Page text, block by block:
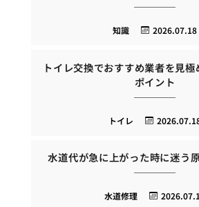
2026.07.18
知識
トイレ交換でおすすめ業者を見
ポイント
トイレ
水道代が急に上がった時に迷う
水道修理